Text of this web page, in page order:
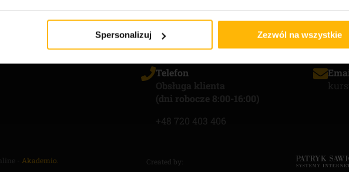
Spersonalizuj Zezwól na wszystkie
DANE KONTAKTOWE
Telefon
Obsługa klienta
(dni robocze 8:00-16:00)
+48 720 403 406
- Akademio. Created by: